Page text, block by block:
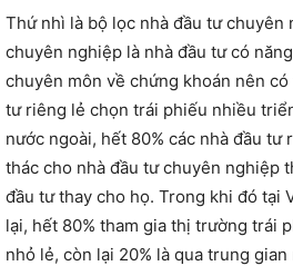
Thứ nhì là bộ lọc nhà đầu tư chuyên
chuyên nghiệp là nhà đầu tư có
chuyên môn về chứng khoán nên
tư riêng lẻ chọn trái phiếu nhiều
nước ngoài, hết 80% các nhà đầu tư
thác cho nhà đầu tư chuyên nghiệp
đầu tư thay cho họ. Trong khi đó tại
lại, hết 80% tham gia thị trường trái
nhỏ lẻ, còn lại 20% là qua trung